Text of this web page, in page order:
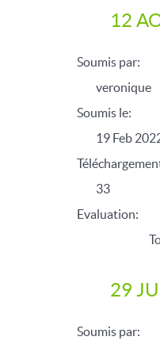
12
Soumis par:
veronique
Soumis le:
19 Feb
33
Evaluation:
29
Soumis par: